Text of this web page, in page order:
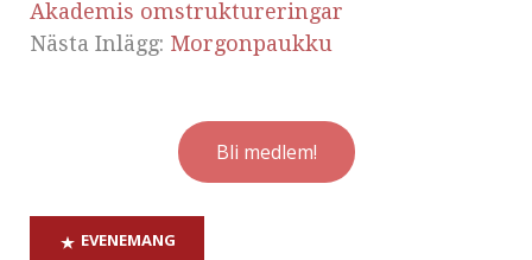
Akademis omstruktureringar
Nästa Inlägg: Morgonpaukku
Bli medlem!
EVENEMANG